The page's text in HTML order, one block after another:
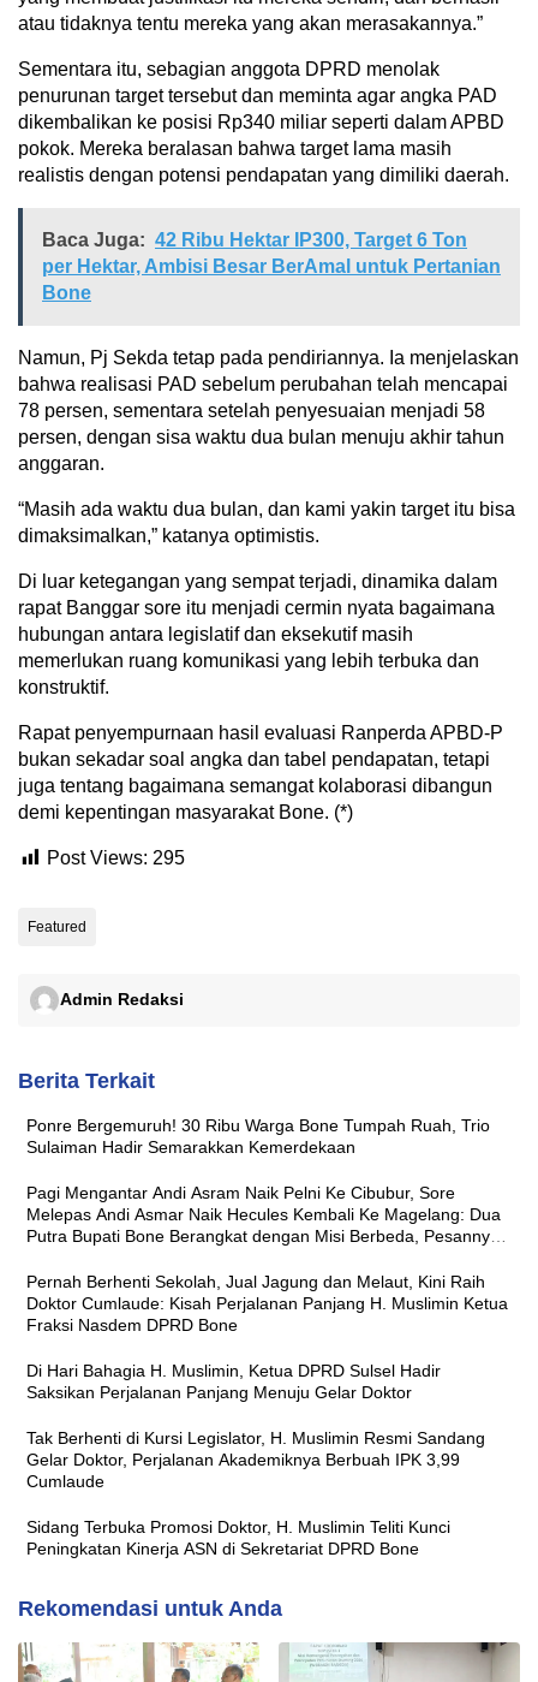
atau tidaknya tentu mereka yang akan merasakannya.”
Sementara itu, sebagian anggota DPRD menolak
penurunan target tersebut dan meminta agar angka PAD
dikembalikan ke posisi Rp340 miliar seperti dalam APBD
pokok. Mereka beralasan bahwa target lama masih
realistis dengan potensi pendapatan yang dimiliki daerah.
Baca Juga: 42 Ribu Hektar IP300, Target 6 Ton
per Hektar, Ambisi Besar BerAmal untuk Pertanian
Bone
Namun, Pj Sekda tetap pada pendiriannya. Ia menjelaskan
bahwa realisasi PAD sebelum perubahan telah mencapai
78 persen, sementara setelah penyesuaian menjadi 58
persen, dengan sisa waktu dua bulan menuju akhir tahun
anggaran.
“Masih ada waktu dua bulan, dan kami yakin target itu bisa
dimaksimalkan,” katanya optimistis.
Di luar ketegangan yang sempat terjadi, dinamika dalam
rapat Banggar sore itu menjadi cermin nyata bagaimana
hubungan antara legislatif dan eksekutif masih
memerlukan ruang komunikasi yang lebih terbuka dan
konstruktif.
Rapat penyempurnaan hasil evaluasi Ranperda APBD-P
bukan sekadar soal angka dan tabel pendapatan, tetapi
juga tentang bagaimana semangat kolaborasi dibangun
demi kepentingan masyarakat Bone. (*)
Post Views: 295
Featured
Admin Redaksi
Berita Terkait
Ponre Bergemuruh! 30 Ribu Warga Bone Tumpah Ruah, Trio
Sulaiman Hadir Semarakkan Kemerdekaan
Pagi Mengantar Andi Asram Naik Pelni Ke Cibubur, Sore
Melepas Andi Asmar Naik Hecules Kembali Ke Magelang: Dua
Putra Bupati Bone Berangkat dengan Misi Berbeda, Pesannya
Pernah Berhenti Sekolah, Jual Jagung dan Melaut, Kini Raih
Doktor Cumlaude: Kisah Perjalanan Panjang H. Muslimin Ketua
Fraksi Nasdem DPRD Bone
Di Hari Bahagia H. Muslimin, Ketua DPRD Sulsel Hadir
Saksikan Perjalanan Panjang Menuju Gelar Doktor
Tak Berhenti di Kursi Legislator, H. Muslimin Resmi Sandang
Gelar Doktor, Perjalanan Akademiknya Berbuah IPK 3,99
Cumlaude
Sidang Terbuka Promosi Doktor, H. Muslimin Teliti Kunci
Peningkatan Kinerja ASN di Sekretariat DPRD Bone
Rekomendasi untuk Anda